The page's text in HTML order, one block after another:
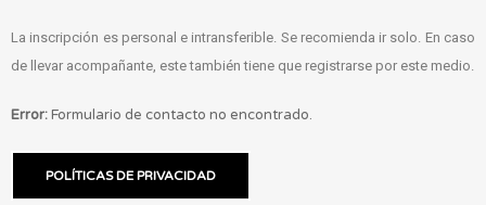
La inscripción es personal e intransferible. Se recomienda ir solo. En caso
de llevar acompañante, este también tiene que registrarse por este medio.
Error:Formulario de contacto no encontrado.
POLÍTICAS DE PRIVACIDAD